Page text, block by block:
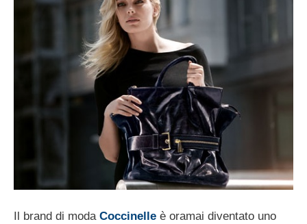
Il brand di moda Coccinelle è oramai diventato uno